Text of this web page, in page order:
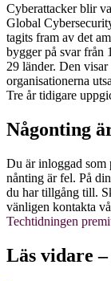
Cyberattacker blir
Global
tagits fram av det
bygger på svar från
29 länder. Den
organisationerna
Tre år tidigare
Någonting
Du är inloggad som
nånting är fel. På din
du har tillgång till.
vänligen kontakta
Techtidningen
Läs vidare